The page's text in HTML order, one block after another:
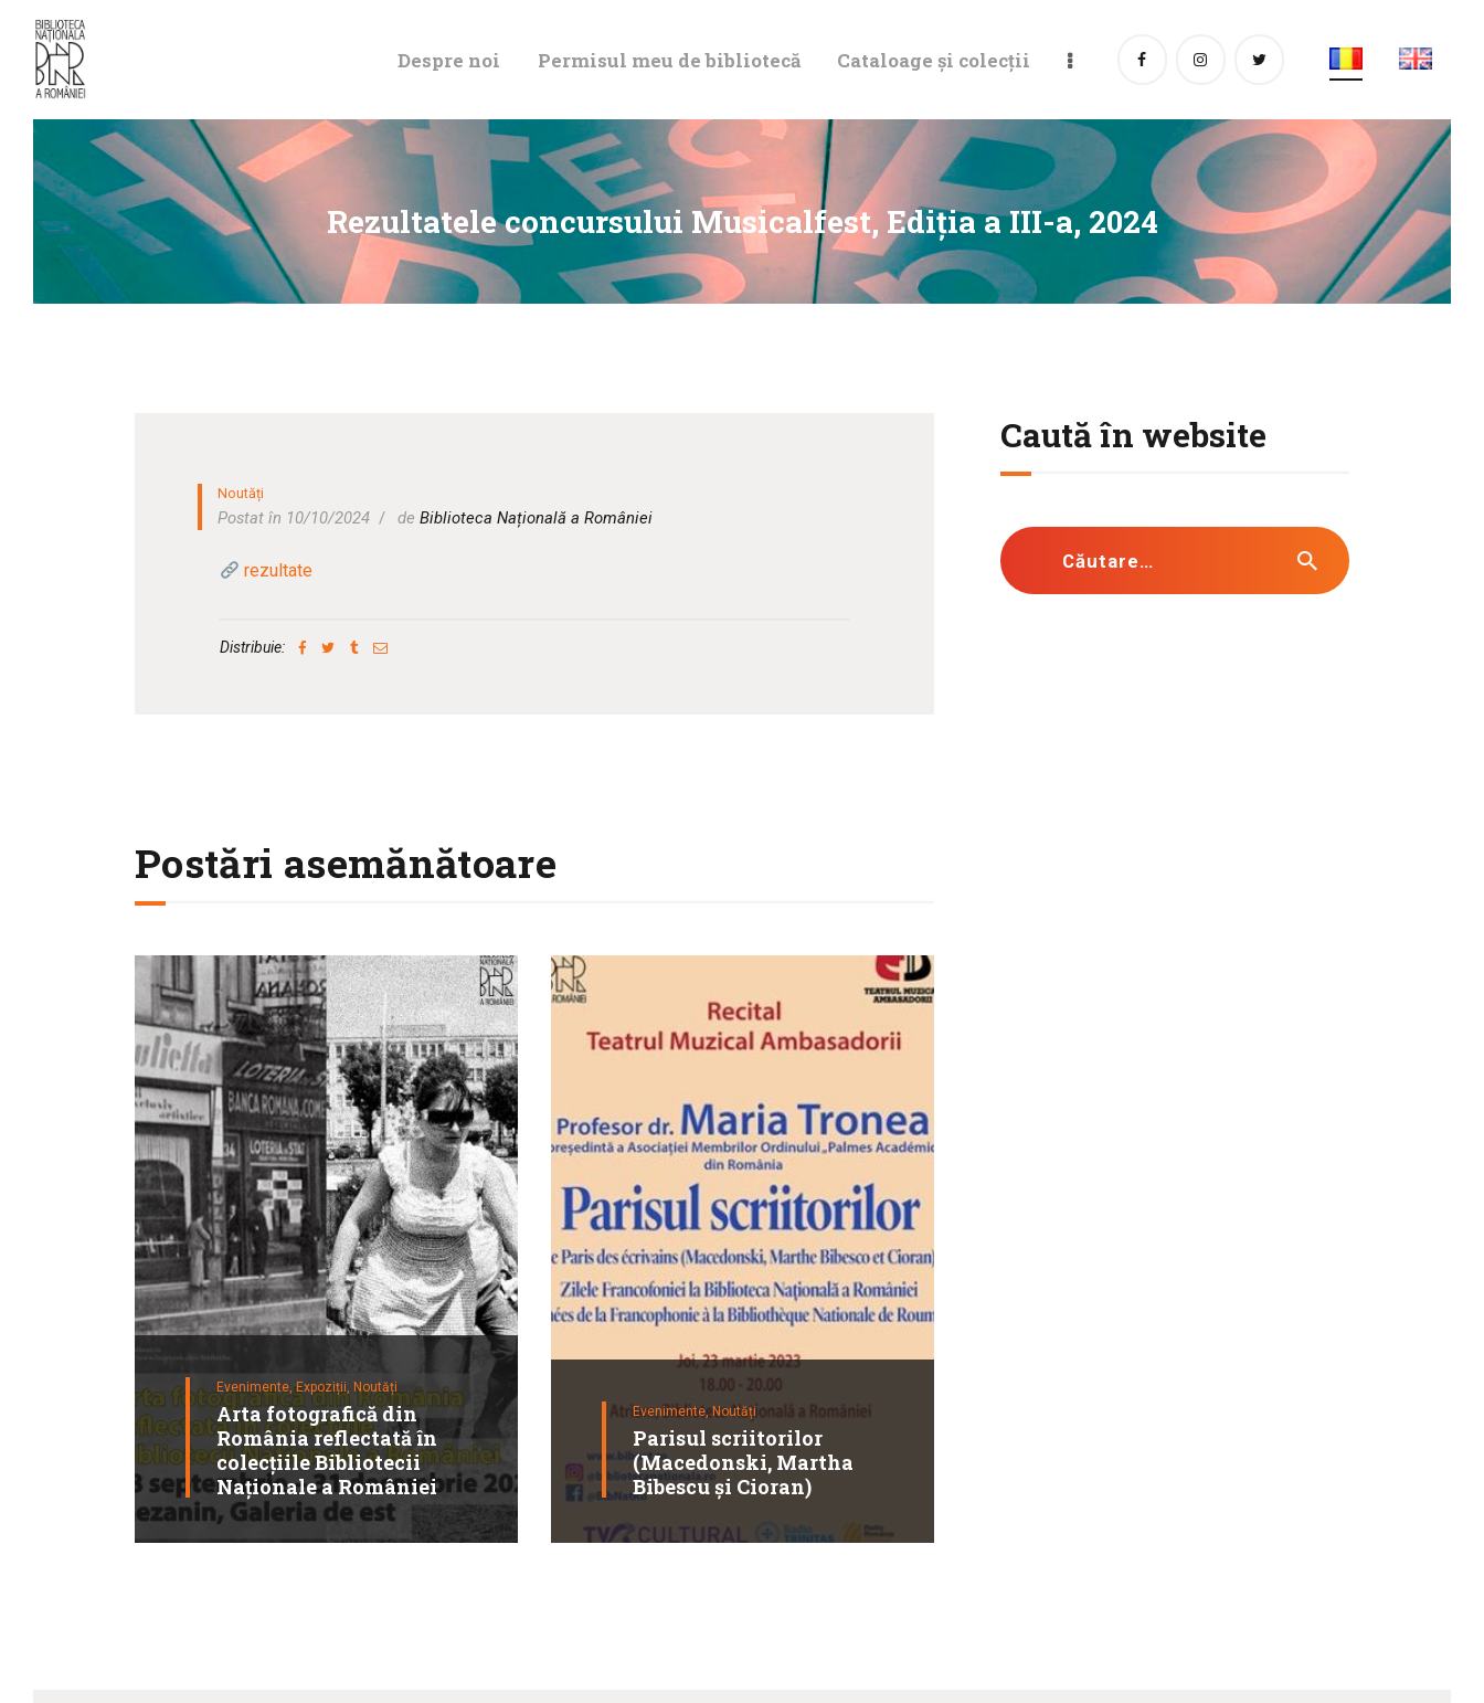
Despre noi Permisul meu de bibliotecă Cataloage și colecții
Rezultatele concursului Musicalfest, Ediţia a III-a, 2024
DE BIBLIOTECĂ
CATALOAGE ȘI
COLECȚII
CULTURALE
Noutăți
Postat în 10/10/2024 deBiblioteca Națională a României
rezultate
Distribuie:
Postări asemănătoare
Evenimente,Expoziții, Noutăți
Arta fotografică din
România reflectată în
colecţiile Bibliotecii
Naţionale a României
Evenimente,Noutăți
Parisul scriitorilor
(Macedonski, Martha
Bibescu și Cioran)
Caută în website